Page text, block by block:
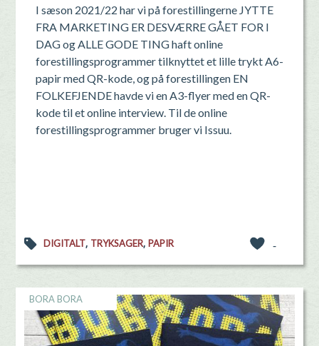
I sæson 2021/22 har vi på forestillingerne JYTTE
FRA MARKETING ER DESVÆRRE GÅET FOR I
DAG og ALLE GODE TING haft online
forestillingsprogrammer tilknyttet et lille trykt A6-
papir med QR-kode, og på forestillingen EN
FOLKEFJENDE havde vi en A3-flyer med en QR-
kode til et online interview. Til de online
forestillingsprogrammer bruger vi Issuu.
DIGITALT, TRYKSAGER, PAPIR -
BORA BORA